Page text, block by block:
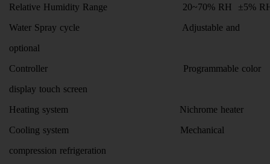
Relative Humidity Range 20~70% RH ±5%
Water Spray cycle Adjustable and
optional
Controller Programmable color
display touch screen
Cooling system Mechanical
compression refrigeration